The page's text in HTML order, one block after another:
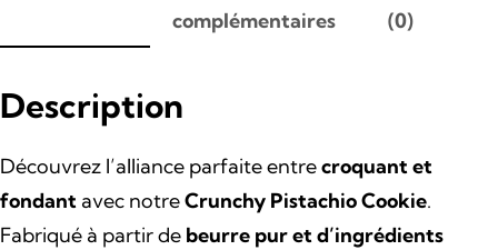
i
a
l
e
l
e
complémentaires
(0)
Description
Découvrez l’alliance parfaite entrecroquant et
fondant avec notreCrunchy Pistachio Cookie.
Fabriqué à partir de beurre pur et d’ingrédients